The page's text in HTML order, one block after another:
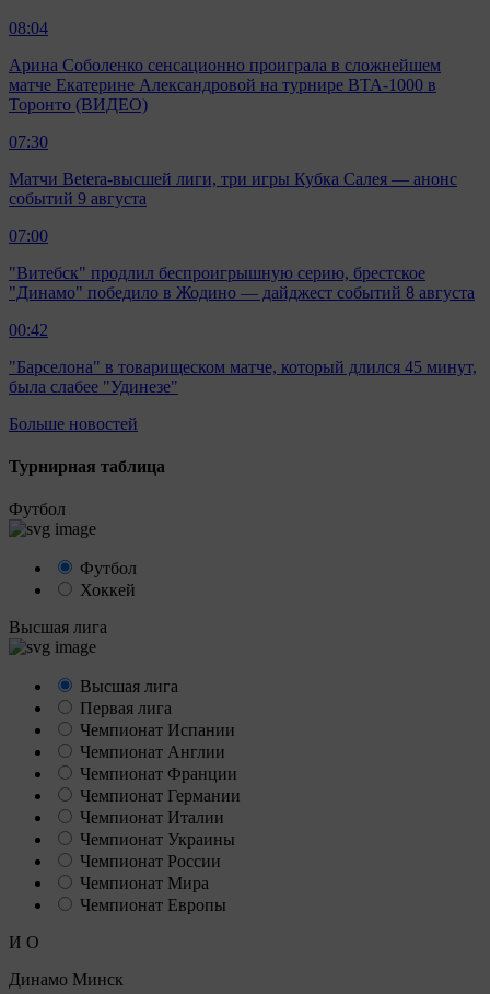
08:04
Арина Соболенко сенсационно проиграла в сложнейшем
матче Екатерине Александровой на турнире ВТА-1000 в
Торонто (ВИДЕО)
07:30
Матчи Beterа-высшей лиги, три игры Кубка Салея — анонс
событий 9 августа
07:00
"Витебск" продлил беспроигрышную серию, брестское
"Динамо" победило в Жодино — дайджест событий 8 августа
00:42
"Барселона" в товарищеском матче, который длился 45 минут,
была слабее "Удинезе"
Больше новостей
Турнирная таблица
Футбол
Футбол
Хоккей
Высшая лига
Высшая лига
Первая лига
Чемпионат Испании
Чемпионат Англии
Чемпионат Франции
Чемпионат Германии
Чемпионат Италии
Чемпионат Украины
Чемпионат России
Чемпионат Мира
Чемпионат Европы
И О
Динамо Минск